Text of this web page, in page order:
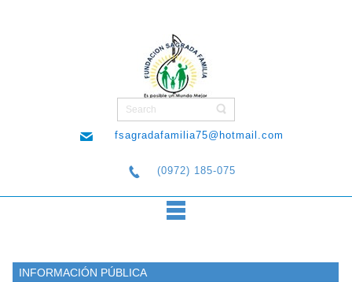
fsagradafamilia75@hotmail.com
(0972) 185-075
INFORMACIÓN PÚBLICA